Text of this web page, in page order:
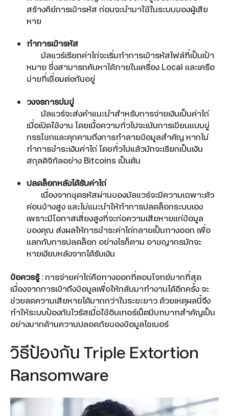
สร้างคีย์การเข้ารหัส ก่อนจะนำมาใช้ในระบบของผู้เสีย
หาย
ทำการเข้ารหัส
มัลแวร์เรียกค่าไถ่จะเริ่มทำการเข้ารหัสไฟล์ที่เป็นเป้า
หมาย ซึ่งสามารถค้นหาได้ภายในเครื่อง Local และเครือ
ข่ายที่เชื่อมต่อกันอยู่
วงจรการข่มขู่
มัลแวร์จะส่งคำแนะนำสำหรับการจ่ายเงินเป็นค่าไถ่
เมื่อเปิดใช้งาน โดยเนื้อความทั่วไปจะเน้นการเขียนแบบขู่
กรรโชกและคุกคามถึงการทำลายข้อมูลสำคัญ หากไม่
ทำการชำระเงินค่าไถ่ โดยทั่วไปแล้วมักจะเรียกเป็นเงิน
สกุลดิจิทัลอย่าง Bitcoins เป็นต้น
ปลดล็อกหลังได้รับค่าไถ่
เนื่องจากชุดรหัสผ่านของมัลแวร์จะมีความเฉพาะตัว
ค่อนข้างสูง และไม่แนะนำให้ทำการปลดล็อกระบบเอง
เพราะมีโอกาสเสี่ยงสูงที่จะก่อความเสียหายแก่ข้อมูล
ของคุณ ส่งผลให้การชำระค่าไถ่กลายเป็นทางออก เพื่อ
แลกกับการปลดล็อก อย่างไรก็ตาม อาชญากรมักจะ
หายเงียบหลังจากได้รับเงิน
ข้อควรรู้: การจ่ายค่าไถ่คือทางออกที่ตอบโจทย์มากที่สุด
เนื่องจากการเข้าถึงข้อมูลเพื่อให้กลับมาทำงานได้อีกครั้ง จะ
ช่วยลดความเสียหายได้มากกว่าในระยะยาว ด้วยเหตุผลนี้จึง
ทำให้ระบบป้องกันไวรัสเมื่อใช้อินเทอร์เน็ตมีบทบาทสำคัญเป็น
อย่างมากด้านความปลอดภัยของข้อมูลไซเบอร์
วิธีป้องกัน Triple Extortion
Ransomware